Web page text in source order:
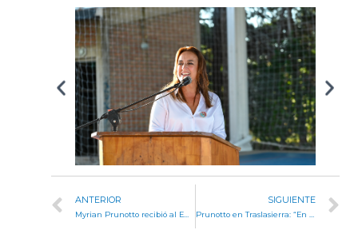
ANTERIOR
Myrian Prunotto recibió al Embajador de Austria en la Legislatura
SIGUIENTE